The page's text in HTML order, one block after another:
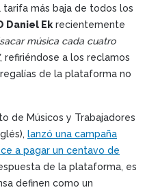
tarifa más baja de todos los
Daniel Ekrecientemente
música cada cuatro
, refiriéndose a los reclamos
de la plataforma no
de Músicos y Trabajadores
lanzó una campaña
a pagar un centavo de
de la plataforma, es
definen como un